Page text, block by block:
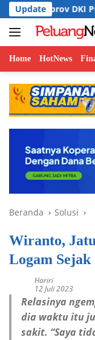
Langsung
ke
konten
Update
DKI Putuskan
Home HotNews
Beranda Solusi
Wiranto,
Logam
Hariri
12 Juli 2023
Relasinya
dia waktu itu
sakit. “Saya